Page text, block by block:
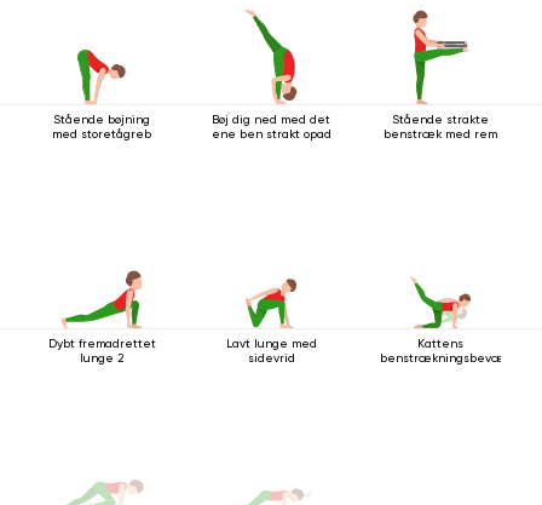
Stående bøjning
med storetågreb
Bøj dig ned med det
ene ben strakt opad
Stående strakte
benstræk med rem
Dybt fremadrettet
lunge 2
Lavt lunge med
sidevrid
Kattens
benstrækningsbevægelse